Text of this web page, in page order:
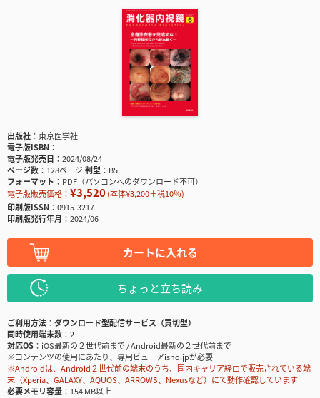
出版社
東京医学社
電子版ISBN
電子版発売日
2024/08/24
ページ数
128ページ判型
B5
フォーマット
PDF（パソコンへのダウンロード不可）
電子版販売価格： ¥3,520(本体¥3,200＋税10％)
印刷版ISSN
0915-3217
印刷版発行年月
2024/06
カートに入れる
ちょっと立ち読み
ご利用方法
ダウンロード型配信サービス（買切型）
同時使用端末数
2
対応OS
iOS最新の２世代前まで / Android最新の２世代前まで
※コンテンツの使用にあたり、専用ビューアisho.jpが必要
※Androidは、Android２世代前の端末のうち、国内キャリア経由で販売されている端
末（Xperia、GALAXY、AQUOS、ARROWS、Nexusなど）にて動作確認しています
必要メモリ容量
154 MB以上